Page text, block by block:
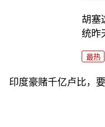
胡塞
统昨
最热
印度豪赌千亿卢比，要